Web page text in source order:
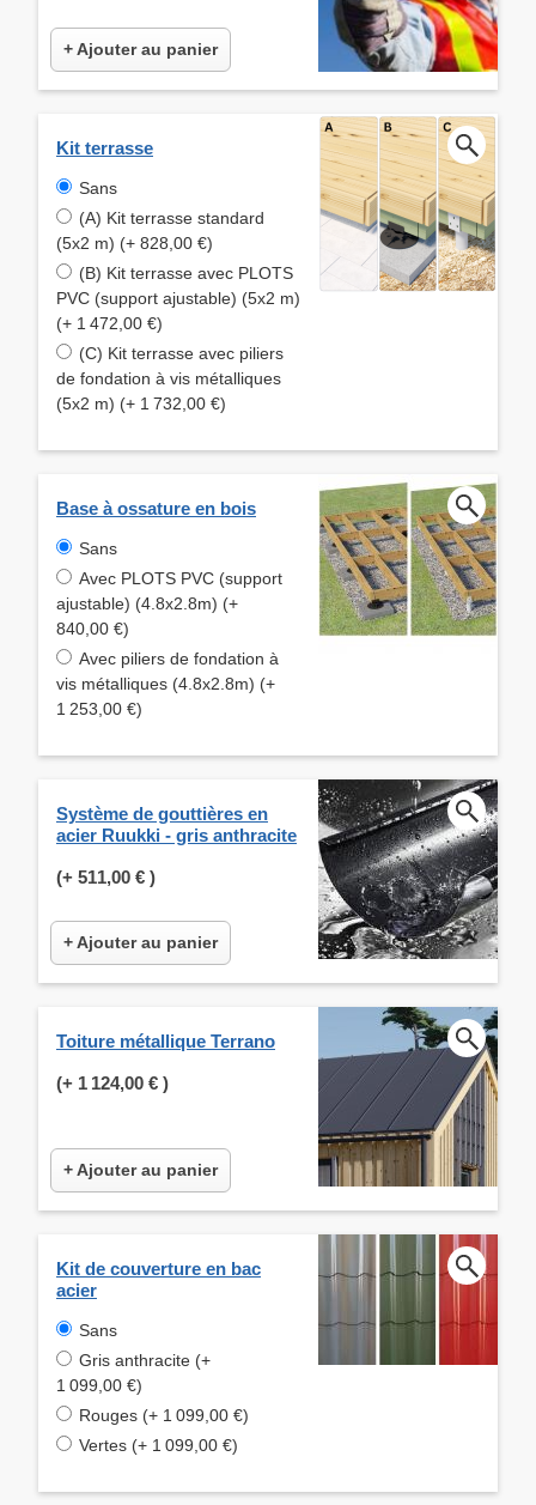
+ Ajouter au panier
Kit terrasse
Sans
(A) Kit terrasse standard
(5x2 m) (+ 828,00 €)
(B) Kit terrasse avec PLOTS
PVC (support ajustable) (5x2 m)
(+ 1 472,00 €)
(C) Kit terrasse avec piliers
de fondation à vis métalliques
(5x2 m) (+ 1 732,00 €)
Base à ossature en bois
Sans
Avec PLOTS PVC (support
ajustable) (4.8x2.8m) (+
840,00 €)
Avec piliers de fondation à
vis métalliques (4.8x2.8m) (+
1 253,00 €)
Système de gouttières en
acier Ruukki - gris anthracite
(+ 511,00 € )
+ Ajouter au panier
Toiture métallique Terrano
(+ 1 124,00 € )
+ Ajouter au panier
Kit de couverture en bac
acier
Sans
Gris anthracite (+
1 099,00 €)
Rouges (+ 1 099,00 €)
Vertes (+ 1 099,00 €)